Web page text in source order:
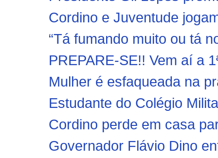
Cordino e Juventude
“Tá fumando muito ou tá
PREPARE-SE!! Vem aí a
Mulher é esfaqueada na
Estudante do Colégio
Cordino perde em casa
Governador Flávio Dino